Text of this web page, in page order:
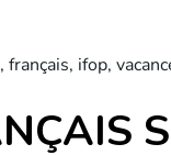
, français, ifop,